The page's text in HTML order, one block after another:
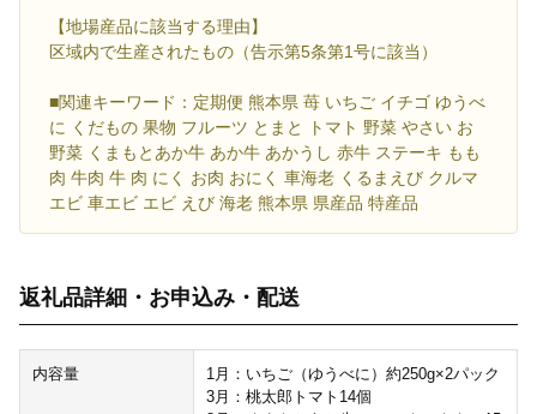
【地場産品に該当する理由】
区域内で生産されたもの（告示第5条第1号に該当）
■関連キーワード：定期便 熊本県 苺 いちご イチゴ ゆうべ
に くだもの 果物 フルーツ とまと トマト 野菜 やさい お
野菜 くまもとあか牛 あか牛 あかうし 赤牛 ステーキ もも
肉 牛肉 牛 肉 にく お肉 おにく 車海老 くるまえび クルマ
エビ 車エビ エビ えび 海老 熊本県 県産品 特産品
返礼品詳細・お申込み・配送
内容量
1月：いちご（ゆうべに）約250g×2パック
3月：桃太郎トマト14個